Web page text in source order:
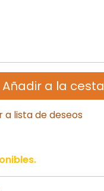
Añadir a la cesta
a lista de deseos